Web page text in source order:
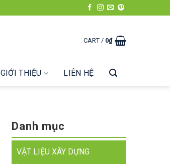
CART / 0₫
GIỚI THIỆU LIÊN HỆ
Danh mục
VẬT LIỆU XÂY DỰNG